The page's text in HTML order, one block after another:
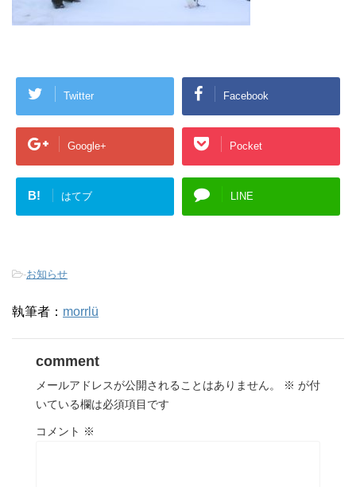
Twitter Facebook
Google+ Pocket
B! はてブ LINE
-お知らせ
執筆者： morrlü
comment
メールアドレスが公開されることはありません。 ※ が付
いている欄は必須項目です
コメント ※